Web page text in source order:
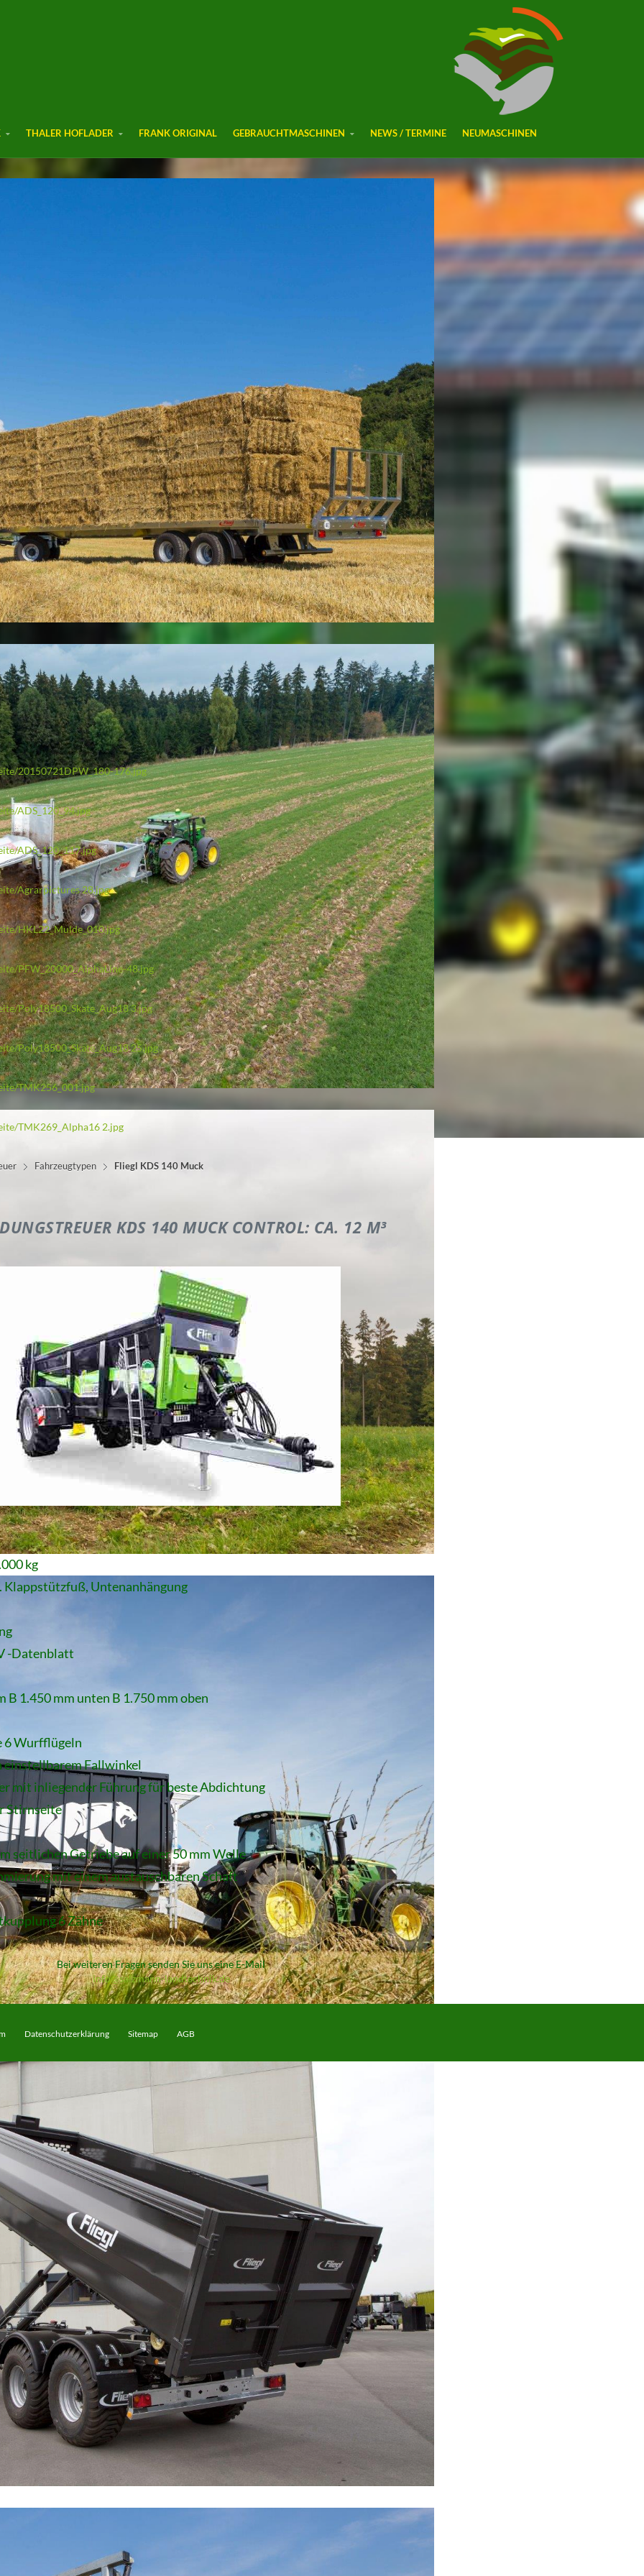
THALER HOFLADER FRANK ORIGINAL GEBRAUCHTMASCHINEN NEWS / TERMINE NEUMASCHINEN
20150721DPW_180-176.jpg
ADS_120_94.jpg
ADS_120_117.jpg
Agrarpictures 28.jpg
HKL22_Mulde_010.jpg
PFW_20000_AlphaLine-48.jpg
Poly18500_Skate_Aug18 3.jpg
Poly18500_Skate_Aug18 25.jpg
TMK256_001.jpg
TMK269_Alpha16 2.jpg
Fahrzeugtypen Fliegl KDS 140 Muck
KDS 140 MUCK CONTROL: CA. 12 M³
kg
Untenanhängung
-Datenblatt
B 1.450 mm unten B 1.750 mm oben
6 Wurfflügeln
einstellbarem Fallwinkel
mit inliegender Führung für beste Abdichtung
Stirnseite
seitlichen Getriebe auf einer 50 mm Welle
mit einem austauschbaren Schaft
6 Zähne
Bei weiteren Fragen senden Sie uns eine E-Mail
info@salzmann-landtechnik.de
Datenschutzerklärung Sitemap AGB